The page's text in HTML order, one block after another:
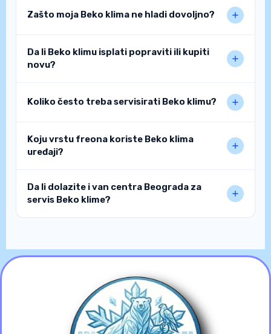
Zašto moja Beko klima ne hladi dovoljno?
Da li Beko klimu isplati popraviti ili kupiti
novu?
Koliko često treba servisirati Beko klimu?
Koju vrstu freona koriste Beko klima
uređaji?
Da li dolazite i van centra Beograda za
servis Beko klime?